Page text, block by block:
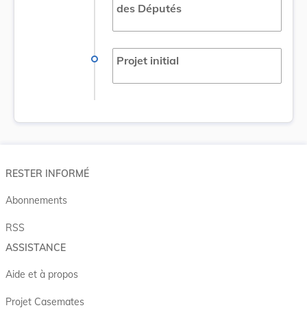
des Députés
Projet initial
RESTER INFORMÉ
Abonnements
RSS
ASSISTANCE
Aide et à propos
Projet Casemates